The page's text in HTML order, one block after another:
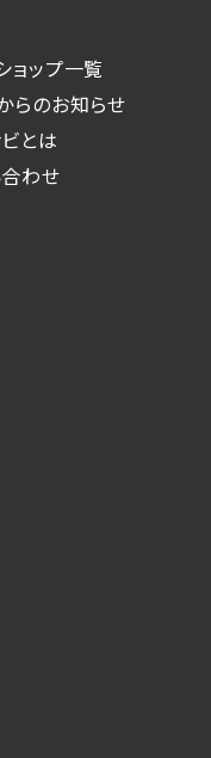
応募した際の
店予約を登録
、ご本人の意
要となる項目
のサービスを
いて
人情報を提供
個人情報を
供
った企業による
否の検討を含み
ョップ一覧
らのお知らせ
とは
わせ